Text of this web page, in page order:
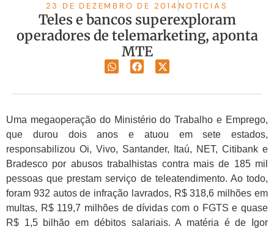
23 DE DEZEMBRO DE 2014 NOTICIAS
Teles e bancos superexploram
operadores de telemarketing, aponta
MTE
Uma megaoperação do Ministério do Trabalho e Emprego,
que durou dois anos e atuou em sete estados,
responsabilizou Oi, Vivo, Santander, Itaú, NET, Citibank e
Bradesco por abusos trabalhistas contra mais de 185 mil
pessoas que prestam serviço de teleatendimento. Ao todo,
foram 932 autos de infração lavrados, R$ 318,6 milhões em
multas, R$ 119,7 milhões de dívidas com o FGTS e quase
R$ 1,5 bilhão em débitos salariais. A matéria é de Igor